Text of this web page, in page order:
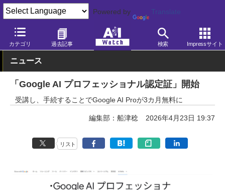
Powered by Translate
カテゴリ 過去記事 検索 Impressサイト
AI Watch AI活用 生活・個人向けサービス
ニュース
「Google AI プロフェッショナル認定証」開始
受講し、手続することでGoogle AI Proが3カ月無料に
編集部：船津稔 2026年4月23日 19:37
リスト